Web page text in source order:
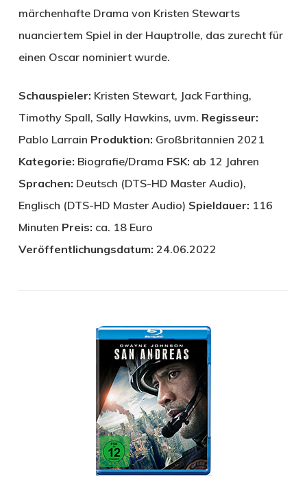
märchenhafte Drama von Kristen Stewarts
nuanciertem Spiel in der Hauptrolle, das zurecht für
einen Oscar nominiert wurde.
Schauspieler: Kristen Stewart, Jack Farthing,
Timothy Spall, Sally Hawkins, uvm. Regisseur:
Pablo Larrain Produktion: Großbritannien 2021
Kategorie: Biografie/Drama FSK: ab 12 Jahren
Sprachen: Deutsch (DTS-HD Master Audio),
Englisch (DTS-HD Master Audio) Spieldauer: 116
Minuten Preis: ca. 18 Euro
Veröffentlichungsdatum: 24.06.2022